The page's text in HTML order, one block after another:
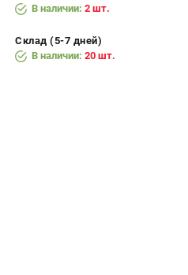
В наличии: 2 шт.
Склад (5-7 дней)
В наличии: 20 шт.